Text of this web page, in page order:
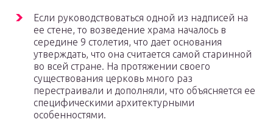
Если руководствоваться одной из надписей на
ее стене, то возведение храма началось в
середине 9 столетия, что дает основания
утверждать, что она считается самой старинной
во всей стране. На протяжении своего
существования церковь много раз
перестраивали и дополняли, что объясняется ее
специфическими архитектурными
особенностями.